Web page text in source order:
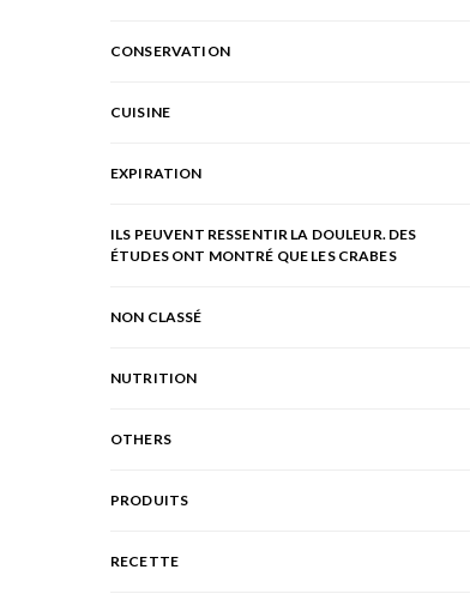
CONSERVATION
CUISINE
EXPIRATION
ILS PEUVENT RESSENTIR LA DOULEUR. DES
ÉTUDES ONT MONTRÉ QUE LES CRABES
NON CLASSÉ
NUTRITION
OTHERS
PRODUITS
RECETTE